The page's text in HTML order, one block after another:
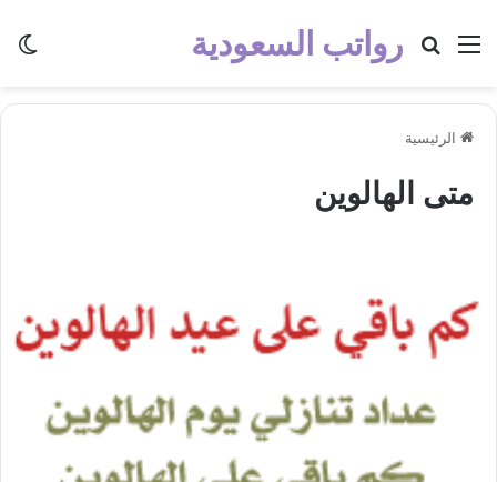
رواتب السعودية القائمة بحث عن
الرئيسية
متى الهالوين